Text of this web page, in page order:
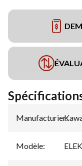
Manufacturier:
Modèle: